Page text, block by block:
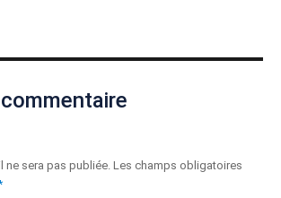
ne sera pas publiée.Les champs obligatoires